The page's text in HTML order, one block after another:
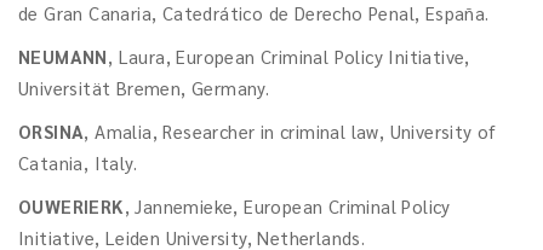
de Gran Canaria, Catedrático de Derecho Penal, España.
NEUMANN, Laura, European Criminal Policy Initiative,
Universität Bremen, Germany.
ORSINA, Amalia, Researcher in criminal law, University of
Catania, Italy.
OUWERIERK, Jannemieke, European Criminal Policy
Initiative, Leiden University, Netherlands.